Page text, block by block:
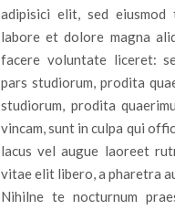
adipisici elit, sed
labore et dolore magna
facere voluntate liceret:
pars studiorum, prodita
studiorum, prodita
vincam, sunt in culpa qui
lacus vel augue laoreet
vitae elit libero, a pharetra
Nihilne te nocturnum